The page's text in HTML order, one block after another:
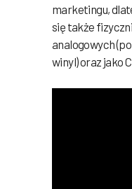
marketingu,
się także
analogowych
winyl) oraz jako